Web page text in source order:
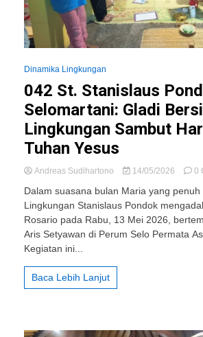
Dinamika Lingkungan
042 St. Stanislaus
Selomartani: Gladi
Lingkungan Sambut
Tuhan Yesus
Andreas Sudihartono 14/05/2026 0
Dalam suasana bulan Maria yang
Lingkungan Stanislaus Pondok
Rosario pada Rabu, 13 Mei 2026,
Aris Setyawan di Perum Selo Permata
Kegiatan ini...
Baca Lebih Lanjut